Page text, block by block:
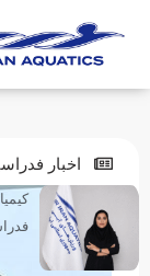
اخبار